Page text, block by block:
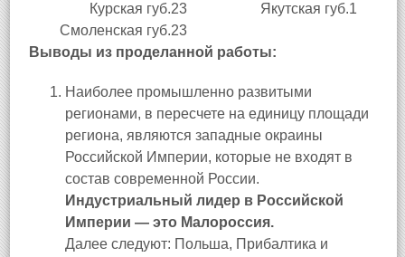
Курская губ.23 Якутская губ.1
Смоленская губ.23
Выводы из проделанной работы:
Наиболее промышленно развитыми
регионами, в пересчете на единицу площади
региона, являются западные окраины
Российской Империи, которые не входят в
состав современной России.
Индустриальный лидер в Российской
Империи — это Малороссия.
Далее следуют: Польша, Прибалтика и